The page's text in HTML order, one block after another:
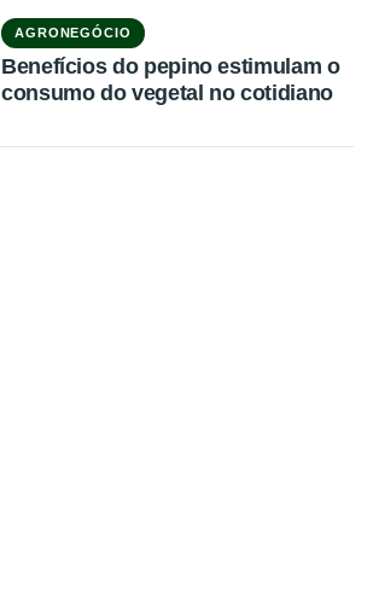
AGRONEGÓCIO
Benefícios do pepino estimulam o
consumo do vegetal no cotidiano